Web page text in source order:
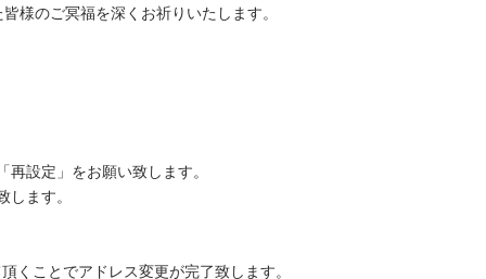
様のご冥福を深くお祈りいたします。
設定」をお願い致します。
ます。
ことでアドレス変更が完了致します。